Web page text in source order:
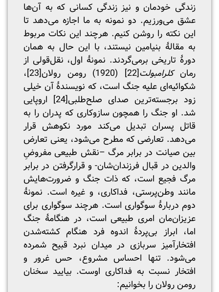
زندگی خودمان و نیز زندگی کسانی که به آن‌ها
عشق می‌ورزیم. دو نمونه به ما اجازه می‌دهد تا
این نکته را روشن کنیم. هرچند این نکات مربوط
به مقالۀ بنیامین نیستند، با این حال به همان
دورۀ تاریخی برمی‌گردند. نمونۀ اول، نقل‌قولی از
رمانکلرامبولت[22] (1920) رومن رولان [23]
،
شکوائیه‌ای علیه جنگ است، که نویسندۀ آن خیلی
زود برجسته‌ترین صدای صلح‌طلبی[24]
اروپایی
شد. او جنگ را همچون سازوکاری که پدران را به
قاتل پسران تبدیل می‌کند مورد نکوهش قرار
می‌دهد. تعارضی که مطرح می‌شود، یعنی تعارض
بین صیانت در برابر مرگ –نقش طبیعی مفروضِ
والدین در قبال فرزندان‌شان- و قرارگرفتن در برابر
مرگ فجیع است، که ذات جنگ و ضرورت‌هایش
مانند وطن‌پرستی، فداکاری، و غیره است. نمونۀ
دوم دربارۀ سوگواری است. هرچند سوگواری برای
عزیزان‌مان امری طبیعی است، در هنگامۀ جنگ
اما، ابراز بی‌پردۀ اندوه فرد هنگام کشته‌شدن
افتخارآمیز سربازی در میدان نبرد قبیح شمرده
می‌شود. تنها احساس مشروع، حس غرور و
افتخار نسبت به فداکاری اوست. بیایید سخنان
رومن رولان را بخوانیم: